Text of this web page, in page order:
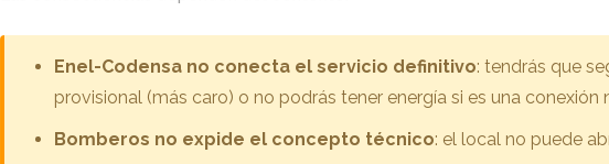
Enel-Codensa no conecta el servicio definitivo: tendrás que
provisional (más caro) o no podrás tener energía si es una conexión
Bomberos no expide el concepto técnico: el local no puede